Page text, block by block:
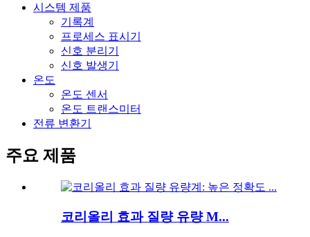
시스템 제품
기록계
프로세스 표시기
신호 분리기
신호 발생기
온도
온도 센서
온도 트랜스미터
전류 변환기
주요 제품
코리올리 효과 질량 유량 M...